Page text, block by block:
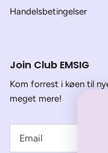
Handelsbetingelser
Join Club EMSIG
Kom forrest i køen til
meget mere!